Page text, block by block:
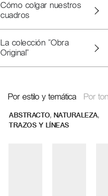
Cómo colgar nuestros
cuadros
La colección "Obra
Original"
Por estilo y temática Por
ABSTRACTO, NATURALEZA,
TRAZOS Y LÍNEAS